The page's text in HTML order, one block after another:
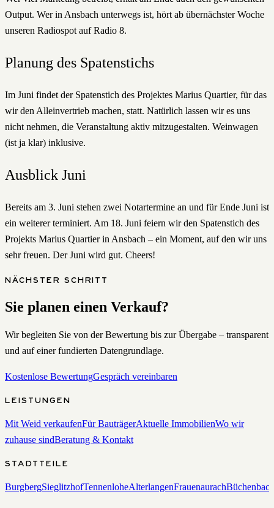
Output. Wer in Ansbach unterwegs ist, hört ab übernächster Woche
unseren Radiospot auf Radio 8.
Planung des Spatenstichs
Im Juni findet der Spatenstich des Projektes Marius Quartier, für das
wir den Alleinvertrieb machen, statt. Natürlich lassen wir es uns
nicht nehmen, die Veranstaltung aktiv mitzugestalten. Weinwagen
(ist ja klar) inklusive.
Ausblick Juni
Bereits am 3. Juni stehen zwei Notartermine an und für Ende Juni ist
ein weiterer terminiert. Am 18. Juni feiern wir den Spatenstich des
Projekts Marius Quartier in Ansbach – ein Moment, auf den wir uns
sehr freuen. Der Juni wird gut. Cheers!
NÄCHSTER SCHRITT
Sie planen einen Verkauf?
Wir begleiten Sie von der Bewertung bis zur Übergabe – transparent
und auf einer fundierten Datengrundlage.
Kostenlose BewertungGespräch vereinbaren
LEISTUNGEN
Mit Weid verkaufenFür BauträgerAktuelle ImmobilienWo wir
zuhause sindBeratung & Kontakt
STADTTEILE
BurgbergSieglitzhofTennenloheAlterlangenFrauenaurachBüchenbach